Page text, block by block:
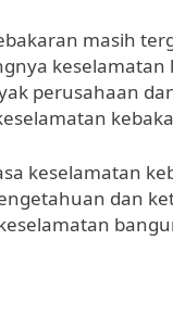
masih
perusahaan
keselamatan
dan